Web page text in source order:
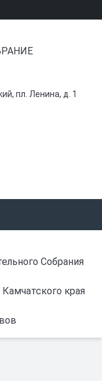
пл. Ленина, д. 1
Собрания
края